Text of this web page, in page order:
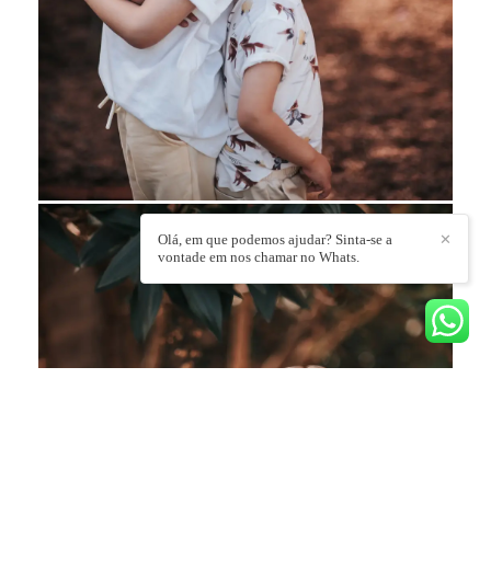
✕
Olá, em que podemos ajudar? Sinta-se a
vontade em nos chamar no Whats.